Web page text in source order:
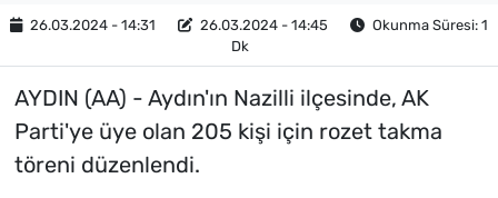
26.03.2024 - 14:31 26.03.2024 - 14:45
Okunma Süresi: 1
Dk
AYDIN (AA) - Aydın'ın Nazilli ilçesinde, AK
Parti'ye üye olan 205 kişi için rozet takma
töreni düzenlendi.